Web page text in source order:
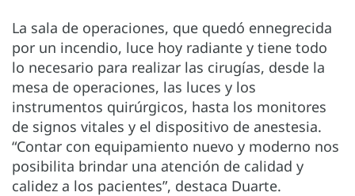
La sala de operaciones, que quedó ennegrecida
por un incendio, luce hoy radiante y tiene todo
lo necesario para realizar las cirugías, desde la
mesa de operaciones, las luces y los
instrumentos quirúrgicos, hasta los monitores
de signos vitales y el dispositivo de anestesia.
“Contar con equipamiento nuevo y moderno nos
posibilita brindar una atención de calidad y
calidez a los pacientes”, destaca Duarte.